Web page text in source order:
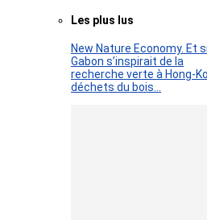
Les plus lus
New Nature Economy. Et
Gabon s’inspirait de la
recherche verte à Hong-
déchets du bois…